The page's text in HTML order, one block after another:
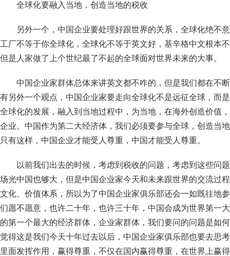
全球化要融入当地，创造当地的税收
另外一个，中国企业要处理好跟世界的关系，全球化绝不
工厂不等于你全球化，全球化不等于英文好，基辛格中文根本
但是人家做了上个世纪最了不起的全球面对世界未来的大事。
中国企业家群体总体来讲英文都不咋的，但是我们都在不
有另外一个观点，中国企业家要走向全球化不是远征全球，而
全球化的发展，融入到当地过程中，为当地，在海外创造价值
企业。中国作为第二大经济体，我们必须要参与全球，创造当
只有这样，中国企业才能受人尊重，中国才能受人尊重。
以前我们出去的时候，考虑到税收的问题，考虑到这些问
场光中国也够大，但是中国企业家今天和未来跟世界的交流过
文化、价值体系，所以为了中国企业家俱乐部还会一如既往地
们愿不愿意，也许二十年，也许三十年，中国会成为世界第一
的第一个最大的经济群体，企业家群体，我们要问的问题是如
觉得这是我们今天十年过去以后，中国企业家俱乐部也要去思
里面发挥作用，赢得尊重，不仅在国内赢得尊重，在世界上赢